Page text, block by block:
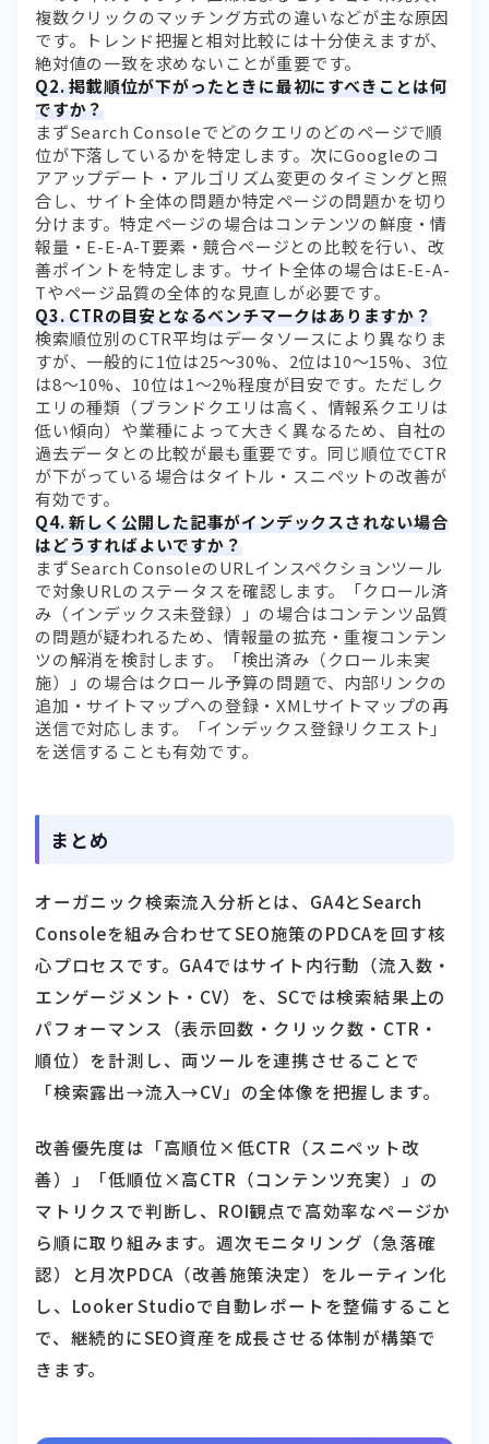
複数クリックのマッチング方式の違いなどが主な原因
です。トレンド把握と相対比較には十分使えますが、
絶対値の一致を求めないことが重要です。
Q2. 掲載順位が下がったときに最初にすべきことは何
ですか？
まずSearch Consoleでどのクエリのどのページで順
位が下落しているかを特定します。次にGoogleのコ
アアップデート・アルゴリズム変更のタイミングと照
合し、サイト全体の問題か特定ページの問題かを切り
分けます。特定ページの場合はコンテンツの鮮度・情
報量・E-E-A-T要素・競合ページとの比較を行い、改
善ポイントを特定します。サイト全体の場合はE-E-A-
Tやページ品質の全体的な見直しが必要です。
Q3. CTRの目安となるベンチマークはありますか？
検索順位別のCTR平均はデータソースにより異なりま
すが、一般的に1位は25〜30%、2位は10〜15%、3位
は8〜10%、10位は1〜2%程度が目安です。ただしク
エリの種類（ブランドクエリは高く、情報系クエリは
低い傾向）や業種によって大きく異なるため、自社の
過去データとの比較が最も重要です。同じ順位でCTR
が下がっている場合はタイトル・スニペットの改善が
有効です。
Q4. 新しく公開した記事がインデックスされない場合
はどうすればよいですか？
まずSearch ConsoleのURLインスペクションツール
で対象URLのステータスを確認します。「クロール済
み（インデックス未登録）」の場合はコンテンツ品質
の問題が疑われるため、情報量の拡充・重複コンテン
ツの解消を検討します。「検出済み（クロール未実
施）」の場合はクロール予算の問題で、内部リンクの
追加・サイトマップへの登録・XMLサイトマップの再
送信で対応します。「インデックス登録リクエスト」
を送信することも有効です。
まとめ
オーガニック検索流入分析とは、GA4とSearch
Consoleを組み合わせてSEO施策のPDCAを回す核
心プロセスです。GA4ではサイト内行動（流入数・
エンゲージメント・CV）を、SCでは検索結果上の
パフォーマンス（表示回数・クリック数・CTR・
順位）を計測し、両ツールを連携させることで
「検索露出→流入→CV」の全体像を把握します。
改善優先度は「高順位×低CTR（スニペット改
善）」「低順位×高CTR（コンテンツ充実）」の
マトリクスで判断し、ROI観点で高効率なページか
ら順に取り組みます。週次モニタリング（急落確
認）と月次PDCA（改善施策決定）をルーティン化
し、Looker Studioで自動レポートを整備すること
で、継続的にSEO資産を成長させる体制が構築で
きます。